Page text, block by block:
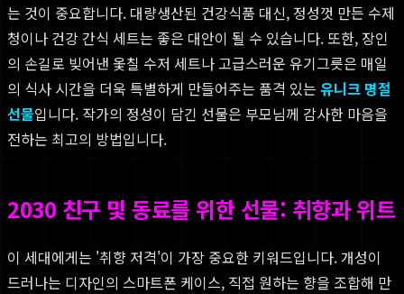
는 것이 중요합니다. 대량생산된 건강식품 대신, 정성껏 만든 수제
청이나 건강 간식 세트는 좋은 대안이 될 수 있습니다. 또한, 장인
의 손길로 빚어낸 옻칠 수저 세트나 고급스러운 유기그릇은 매일
의 식사 시간을 더욱 특별하게 만들어주는 품격 있는 유니크 명절
선물입니다. 작가의 정성이 담긴 선물은 부모님께 감사한 마음을
전하는 최고의 방법입니다.
2030 친구 및 동료를 위한 선물: 취향과 위트
이 세대에게는 '취향 저격'이 가장 중요한 키워드입니다. 개성이
드러나는 디자인의 스마트폰 케이스, 직접 원하는 향을 조합해 만